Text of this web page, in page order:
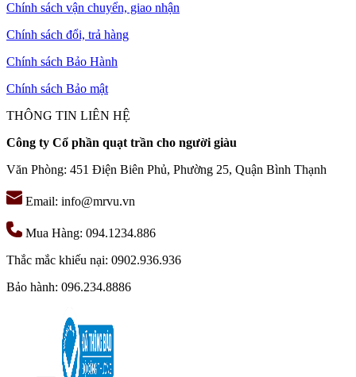
Chính sách vận chuyển, giao nhận
Chính sách đổi, trả hàng
Chính sách Bảo Hành
Chính sách Bảo mật
THÔNG TIN LIÊN HỆ
Công ty Cổ phần quạt trần cho người giàu
Văn Phòng: 451 Điện Biên Phủ, Phường 25, Quận Bình Thạnh
Email: info@mrvu.vn
Mua Hàng: 094.1234.886
Thắc mắc khiếu nại: 0902.936.936
Bảo hành: 096.234.8886